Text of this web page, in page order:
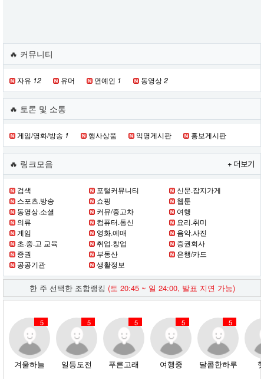
🔥 커뮤니티
자유 12 유머 연예인 1 동영상2
🔥 토론 및 소통
게임/영화/방송 1 행사상품 익명게시판 홍보게시판
🔥 링크모음 + 더보기
검색 포털커뮤니티
신문.잡지가게
스포츠.방송
쇼핑
웹툰
동영상.소셜
커뮤/중고차
여행
의류
컴퓨터.통신
요리.취미
게임
영화.예매
음악.사진
초.중.고 교육
취업.창업
증권회사
증권
부동산
은행/카드
공공기관
생활정보
한 주 선택한 조합랭킹 (토 20:45 ~ 일 24:00, 발표 지연 가능)
5
겨울하늘
5
일등도전
5
푸른고래
5
여행중
5
달콤한하루